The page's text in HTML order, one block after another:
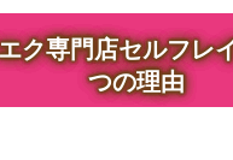
ク専門店セルフレ
つの理由